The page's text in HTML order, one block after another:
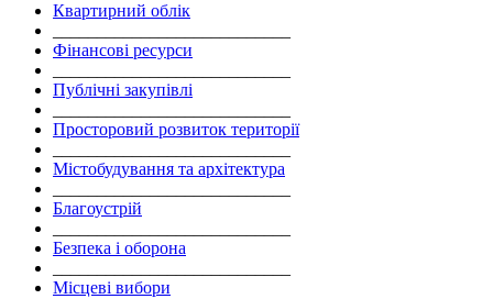
Квартирний облік
Фінансові ресурси
Публічні закупівлі
Просторовий розвиток території
Містобудування та архітектура
Благоустрій
Безпека і оборона
Місцеві вибори